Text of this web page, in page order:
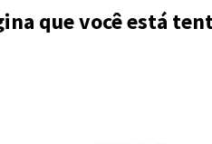
que você está